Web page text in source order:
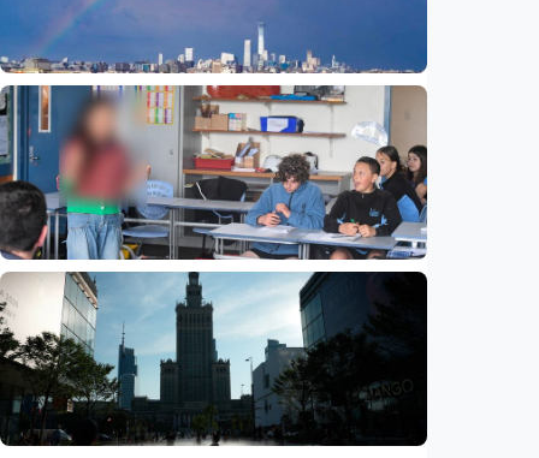
Indonesia
Humaniora
Beijing jadi ibu kota arsitektur dunia
UNESCO-UIA 2029. Apa alasannya?
Indonesia•06 Aug 2026
Humaniora
Sekolah di Selandia Baru tambah mata
pelajaran berbasis industri, dari AI hingga
pariwisata
Indonesia •06 Aug 2026